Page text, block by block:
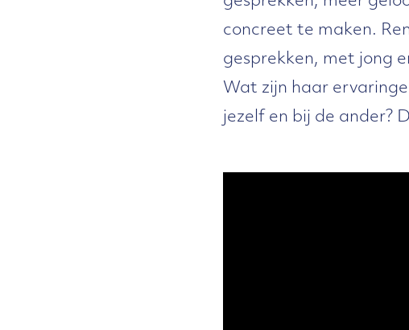
concreet te maken.
gesprekken, met jong
Wat zijn haar
jezelf en bij de ander?